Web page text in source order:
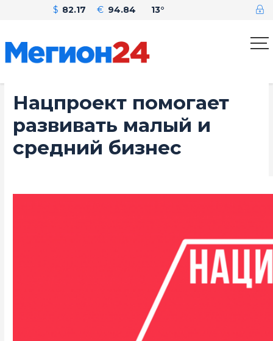
$ 82.17 € 94.84 13°
Нацпроект помогает
развивать малый и
средний бизнес